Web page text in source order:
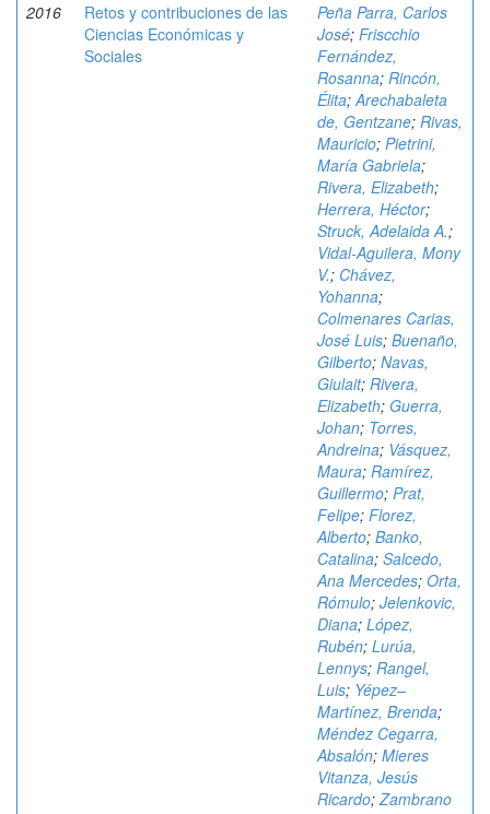
2016
Retos y contribuciones de las
Ciencias Económicas y
Sociales
Peña Parra, Carlos
José; Friscchio
Fernández,
Rosanna; Rincón,
Élita;Arechabaleta
de, Gentzane; Rivas,
Mauricio; Pietrini,
María Gabriela;
Rivera, Elizabeth;
Herrera, Héctor;
Struck, Adelaida A.;
Vidal-Aguilera, Mony
V.; Chávez,
Yohanna;
Colmenares Carias,
José Luis; Buenaño,
Gilberto; Navas,
Giulait; Rivera,
Elizabeth; Guerra,
Johan; Torres,
Andreina; Vásquez,
Maura; Ramírez,
Guillermo; Prat,
Felipe; Florez,
Alberto; Banko,
Catalina; Salcedo,
Ana Mercedes; Orta,
Rómulo; Jelenkovic,
Diana; López,
Rubén; Lurúa,
Lennys; Rangel,
Luis; Yépez–
Martínez, Brenda;
Méndez Cegarra,
Absalón; Mieres
Vitanza, Jesús
Ricardo;Zambrano